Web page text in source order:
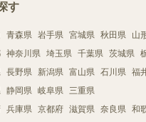
す
青森県 岩手県 宮城県 秋田県 山
神奈川県 埼玉県 千葉県 茨城県
長野県 新潟県 富山県 石川県 福
静岡県 岐阜県 三重県
兵庫県 京都府 滋賀県 奈良県 和